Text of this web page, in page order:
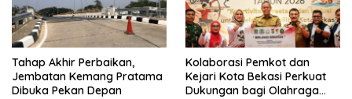
Tahap Akhir Perbaikan,
Jembatan Kemang Pratama
Dibuka Pekan Depan
Kolaborasi Pemkot dan
Kejari Kota Bekasi Perkuat
Dukungan bagi Olahraga